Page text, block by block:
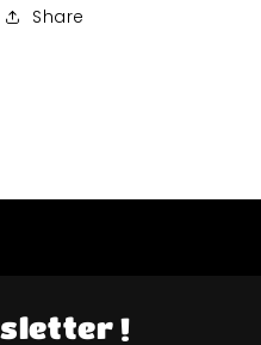
Share
!